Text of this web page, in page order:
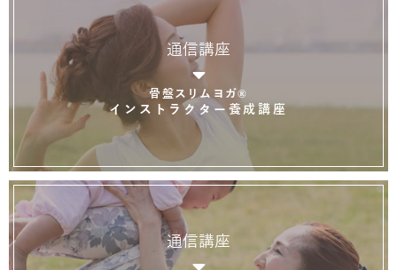
通信講座
骨盤スリムヨガ®
インストラクター養成講座
通信講座